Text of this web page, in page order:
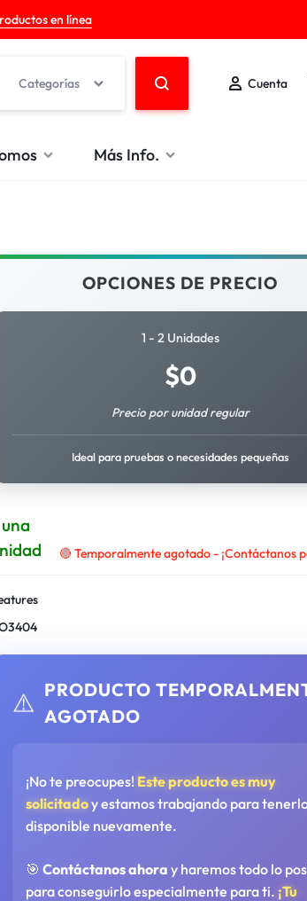
en línea
Categorías Cuenta
Más Info.
OPCIONES DE PRECIO
1 - 2 Unidades
$0
Precio por unidad regular
Ideal para pruebas o necesidades pequeñas
🔴 Temporalmente agotado - ¡Contáctanos
⚠️ PRODUCTO
AGOTADO
¡No te preocupes! Este producto es muy
solicitadoy estamos trabajando para
disponible nuevamente.
🎯Contáctanos ahora y haremos todo lo
para conseguirlo especialmente para ti. ¡Tu